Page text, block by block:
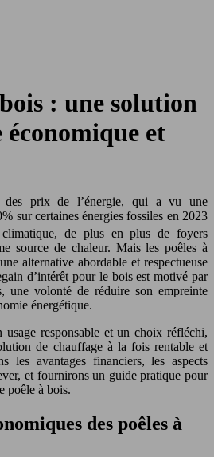
: une solution
économique et
des prix de l’énergie, qui a vu une
sur certaines énergies fossiles en 2023
de plus en plus de foyers
source de chaleur. Mais les poêles à
alternative abordable et respectueuse
d’intérêt pour le bois est motivé par
une volonté de réduire son empreinte
énergétique.
responsable et un choix réfléchi,
de chauffage à la fois rentable et
les avantages financiers, les aspects
et fournirons un guide pratique pour
poêle à bois.
des poêles à